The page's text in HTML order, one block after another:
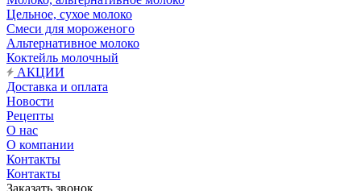
Цельное, сухое молоко
Смеси для мороженого
Альтернативное молоко
Коктейль молочный
АКЦИИ
Доставка и оплата
Новости
Рецепты
О нас
О компании
Контакты
Контакты
Заказать звонок